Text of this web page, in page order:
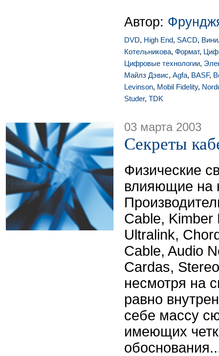
Автор:
DVD, High End, SACD,
Котельникова, Формат,
Цифровые технологии,
Майлз Дэвис, Agfa, BASF,
Levinson, Mobil Fidelity,
Studer, TDK
03 марта 2003
Секреты
Физические
влияющие на
Cable, Kimber
Ultralink,
Cable, Audio
Cardas,
несмотря на
равно
себе массу
имеющих